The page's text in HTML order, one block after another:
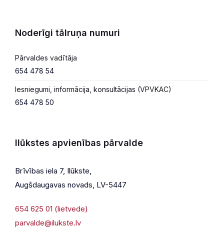
Noderīgi tālruņa numuri
Pārvaldes vadītāja
654 478 54
Iesniegumi, informācija, konsultācijas (VPVKAC)
654 478 50
Ilūkstes apvienības pārvalde
Brīvības iela 7, Ilūkste,
Augšdaugavas novads, LV-5447
654 625 01 (lietvede)
parvalde@ilukste.lv